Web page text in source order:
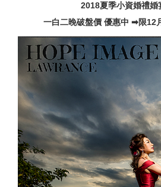
2018夏季小資婚禮婚
一白二晚破盤價 優惠中 ➡限12